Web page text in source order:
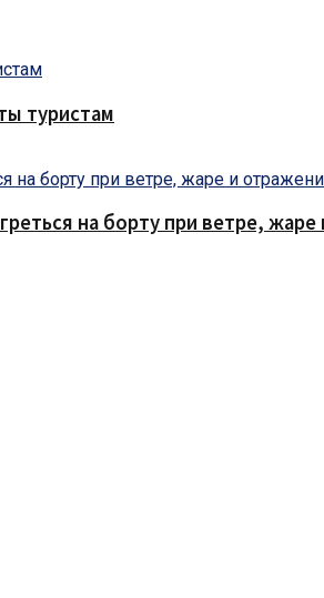
туристам
на борту при ветре,